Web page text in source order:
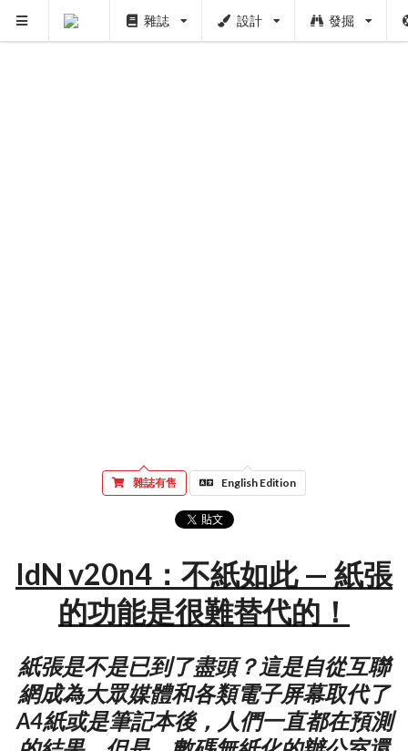
雜誌 設計 發掘
雜誌有售 English Edition
IdN v20n4：不紙如此 — 紙張
的功能是很難替代的！
紙張是不是已到了盡頭？這是自從互聯
網成為大眾媒體和各類電子屏幕取代了
A4紙或是筆記本後，人們一直都在預測